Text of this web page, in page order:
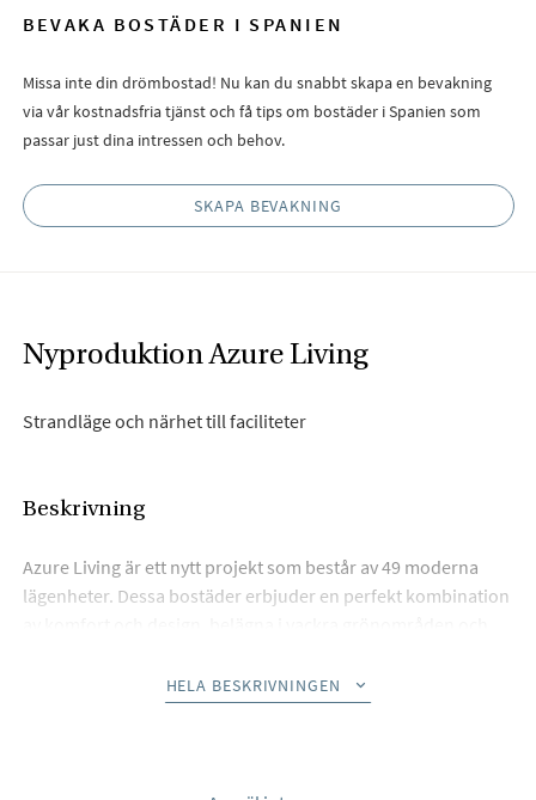
BEVAKA BOSTÄDER I SPANIEN
Missa inte din drömbostad! Nu kan du snabbt skapa en bevakning
via vår kostnadsfria tjänst och få tips om bostäder i Spanien som
passar just dina intressen och behov.
SKAPA BEVAKNING
Nyproduktion Azure Living
Strandläge och närhet till faciliteter
Beskrivning
Azure Living är ett nytt projekt som består av 49 moderna
lägenheter. Dessa bostäder erbjuder en perfekt kombination
kan koppla av och njuta av vackra utsikter.
HELA BESKRIVNINGEN